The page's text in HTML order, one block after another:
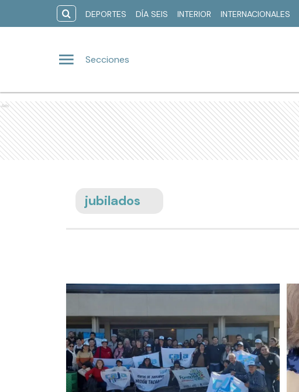
DEPORTES DÍA SEIS INTERIOR INTERNACIONALES
Secciones
Ads
jubilados